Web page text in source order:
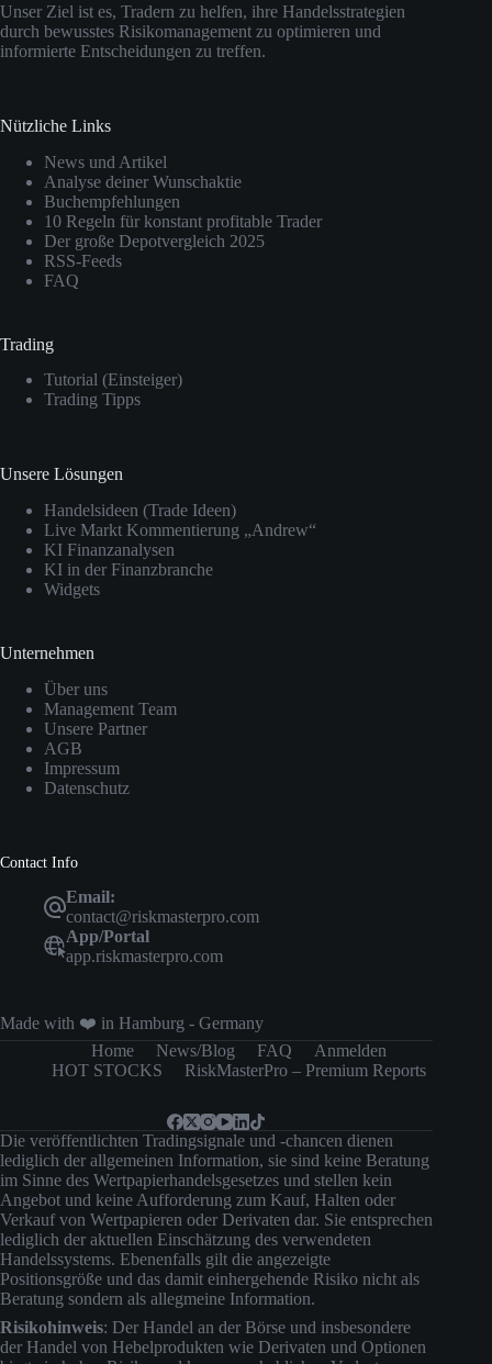
Unser Ziel ist es, Tradern zu helfen, ihre Handelsstrategien
durch bewusstes Risikomanagement zu optimieren und
informierte Entscheidungen zu treffen.
Nützliche Links
News und Artikel
Analyse deiner Wunschaktie
Buchempfehlungen
10 Regeln für konstant profitable Trader
Der große Depotvergleich 2025
RSS-Feeds
FAQ
Trading
Tutorial (Einsteiger)
Trading Tipps
Unsere Lösungen
Handelsideen (Trade Ideen)
Live Markt Kommentierung „Andrew“
KI Finanzanalysen
KI in der Finanzbranche
Widgets
Unternehmen
Über uns
Management Team
Unsere Partner
AGB
Impressum
Datenschutz
Contact Info
Email:
contact@riskmasterpro.com
App/Portal
app.riskmasterpro.com
Made with ❤️ in Hamburg - Germany
Home
News/Blog FAQ
Anmelden
HOT STOCKS
RiskMasterPro – Premium Reports
Die veröffentlichten Tradingsignale und -chancen dienen
lediglich der allgemeinen Information, sie sind keine Beratung
im Sinne des Wertpapierhandelsgesetzes und stellen kein
Angebot und keine Aufforderung zum Kauf, Halten oder
Verkauf von Wertpapieren oder Derivaten dar. Sie entsprechen
lediglich der aktuellen Einschätzung des verwendeten
Handelssystems. Ebenenfalls gilt die angezeigte
Positionsgröße und das damit einhergehende Risiko nicht als
Beratung sondern als allegmeine Information.
Risikohinweis: Der Handel an der Börse und insbesondere
der Handel von Hebelprodukten wie Derivaten und Optionen